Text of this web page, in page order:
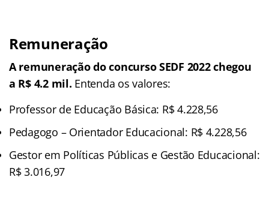
Remuneração
A remuneração do concurso SEDF 2022 chegou
a R$ 4.2 mil. Entenda os valores:
Professor de Educação Básica: R$ 4.228,56
Pedagogo – Orientador Educacional: R$ 4.228,56
Gestor em Políticas Públicas e Gestão Educacional:
R$ 3.016,97